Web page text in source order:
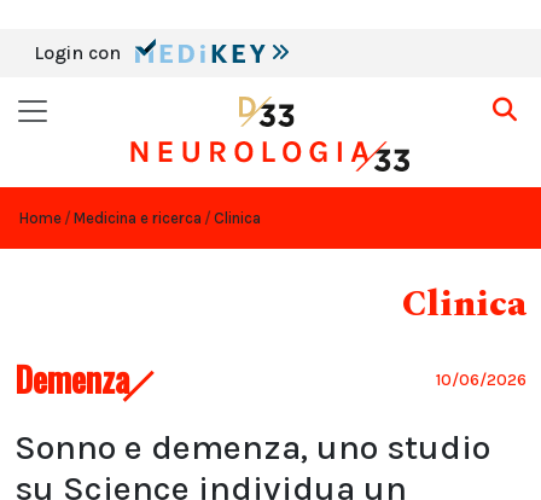
Login con
Home Medicina e ricerca Clinica
Clinica
Demenza 10/06/2026
Sonno e demenza, uno studio
su Science individua un